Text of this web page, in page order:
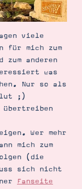
viele
für mich zum
zum anderen
was
Nur so als
;)
Wer mehr
mich zum
(die
sich nicht
Fanseite